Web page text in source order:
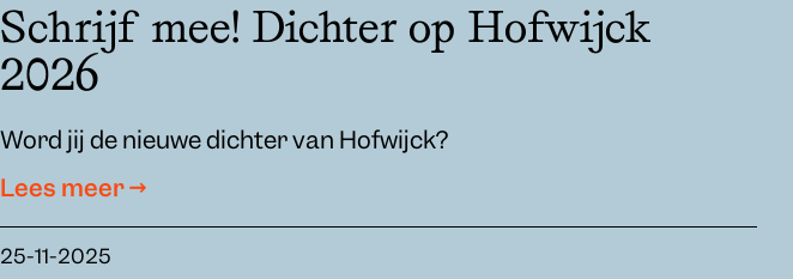
Schrijf mee! Dichter op Hofwijck
2026
Word jij de nieuwe dichter van Hofwijck?
Lees meer →
25-11-2025